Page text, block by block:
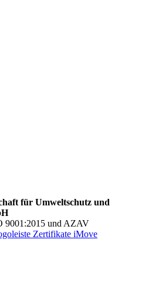
für Umweltschutz und
9001:2015 und AZAV